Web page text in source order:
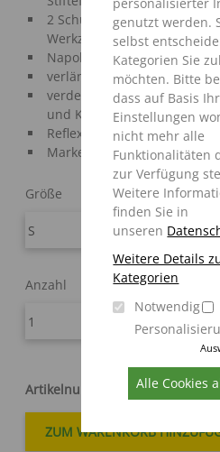
genutzt werden.
selbst
Kategorien Sie
möchten. Bitte
dass auf Basis
Einstellungen
nicht mehr alle
Funktionalitäten
zur Verfügung
Weitere
finden Sie in
unseren
Weitere Details
Kategorien
Notwendig
Alle Cookies
2 Schub-/Balgtaschen mit
Werkzeugfächern
Napoleontasche mit
verlängerter Rücken
verdeckter
und Klettverschluss
Reflexbiesen im Brust- und
Marke: Engelbert Strauss
Größe
Anzahl
Artikelnummer 98052001